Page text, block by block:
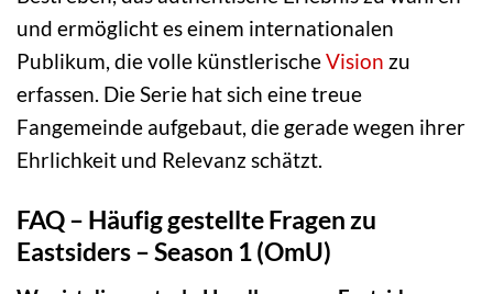
und ermöglicht es einem internationalen
Publikum, die volle künstlerischeVision zu
erfassen. Die Serie hat sich eine treue
Fangemeinde aufgebaut, die gerade wegen ihrer
Ehrlichkeit und Relevanz schätzt.
FAQ – Häufig gestellte Fragen zu
Eastsiders – Season 1 (OmU)